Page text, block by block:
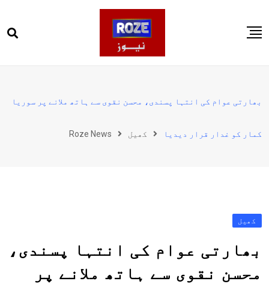
to
پاکستان
کھیل
بھارتی عوام کی انتہا پسندی، محسن نقوی سے ہاتھ ملانے پر سوریا
کمار کو غدار قرار دیدیا کھیل Roze News
کھیل
بھارتی عوام کی انتہا پسندی،
محسن نقوی سے ہاتھ ملانے پر